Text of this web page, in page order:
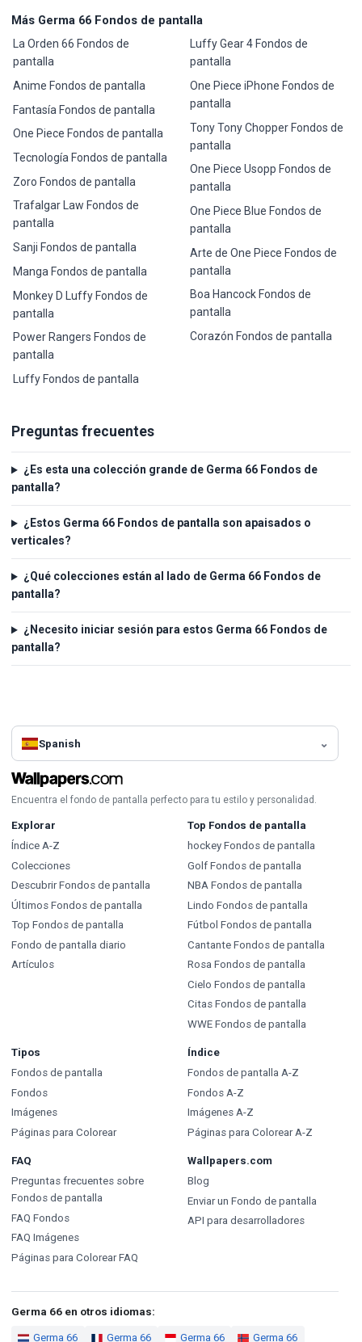
Más Germa 66 Fondos de pantalla
La Orden 66 Fondos de
pantalla
Anime Fondos de pantalla
Fantasía Fondos de pantalla
One Piece Fondos de pantalla
Tecnología Fondos de pantalla
Zoro Fondos de pantalla
Trafalgar Law Fondos de
pantalla
Sanji Fondos de pantalla
Manga Fondos de pantalla
Monkey D Luffy Fondos de
pantalla
Power Rangers Fondos de
pantalla
Luffy Fondos de pantalla
Luffy Gear 4 Fondos de
pantalla
One Piece iPhone Fondos de
pantalla
Tony Tony Chopper Fondos de
pantalla
One Piece Usopp Fondos de
pantalla
One Piece Blue Fondos de
pantalla
Arte de One Piece Fondos de
pantalla
Boa Hancock Fondos de
pantalla
Corazón Fondos de pantalla
Preguntas frecuentes
¿Es esta una colección grande de Germa 66 Fondos de
pantalla?
¿Estos Germa 66 Fondos de pantalla son apaisados o
verticales?
¿Qué colecciones están al lado de Germa 66 Fondos de
pantalla?
¿Necesito iniciar sesión para estos Germa 66 Fondos de
pantalla?
Spanish
Encuentra el fondo de pantalla perfecto para tu estilo y personalidad.
Explorar
Índice A-Z
Colecciones
Descubrir Fondos de pantalla
Últimos Fondos de pantalla
Top Fondos de pantalla
Fondo de pantalla diario
Artículos
Top Fondos de pantalla
hockey Fondos de pantalla
Golf Fondos de pantalla
NBA Fondos de pantalla
Lindo Fondos de pantalla
Fútbol Fondos de pantalla
Cantante Fondos de pantalla
Rosa Fondos de pantalla
Cielo Fondos de pantalla
Citas Fondos de pantalla
WWE Fondos de pantalla
Tipos
Fondos de pantalla
Fondos
Imágenes
Páginas para Colorear
Índice
Fondos de pantalla A-Z
Fondos A-Z
Imágenes A-Z
Páginas para Colorear A-Z
FAQ
Preguntas frecuentes sobre
Fondos de pantalla
FAQ Fondos
FAQ Imágenes
Páginas para Colorear FAQ
Wallpapers.com
Blog
Enviar un Fondo de pantalla
API para desarrolladores
Germa 66 en otros idiomas:
Germa 66 Germa 66 Germa 66 Germa 66